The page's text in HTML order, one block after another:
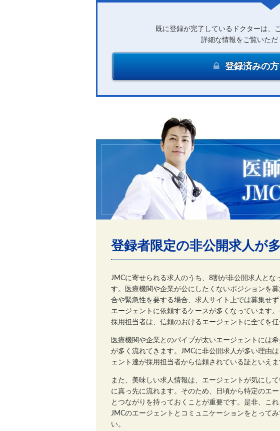
既に登録が完了しているドクターは、
詳細な情報をご覧いただ
登録済みの
登録者限定の非公開求人が
JMCに寄せられる求人のうち、8割が非公開求人とな
す。医療機関や企業が公にしたくないポジションを
合や緊急性を要する場合、求人サイト上では募集せ
エージェントに依頼するケースが多くなっています。
採用担当者は、信頼のおけるエージェントに全てを任
医療機関や企業とのパイプが太いエージェントには
が多く流れてきます。JMCに非公開求人が多い理由
ェント達が採用担当者から信頼されている証といえま
また、美味しい求人情報は、エージェントが気にし
に真っ先に流れます。そのため、日頃から特定のエー
とつながりを持っておくことが重要です。是非、こ
JMCのエージェントとコミュニケーションをとってみ
い。